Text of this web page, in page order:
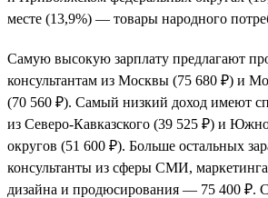
месте (13,9%) — товары народного
Самую высокую зарплату предлагают
консультантам из Москвы (75 680 ₽) и
(70 560 ₽). Самый низкий доход имеют
из Северо-Кавказского (39 525 ₽) и
округов (51 600 ₽). Больше остальных
консультанты из сферы СМИ,
дизайна и продюсирования — 75 400 ₽.